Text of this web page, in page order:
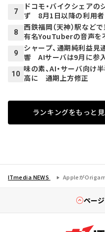
7
ドコモ・バイクシェアの
ず 8月1日以降の利用者
8
西鉄福岡（天神）駅な
有名YouTuberの音声を
9
シャープ、通期純利益
響 AIサーバは9月に参
10
味の素、AI・サーバ向け
高に 通期上方修正
ランキングをもっと
ITmedia NEWS Appleが
ペー